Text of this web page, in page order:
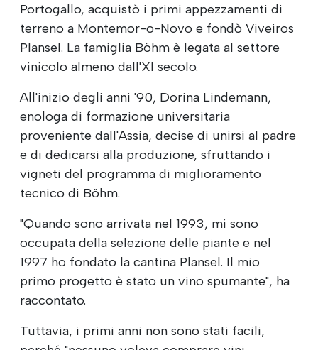
Portogallo, acquistò i primi appezzamenti di
terreno a Montemor-o-Novo e fondò Viveiros
Plansel. La famiglia Böhm è legata al settore
vinicolo almeno dall'XI secolo.
All'inizio degli anni '90, Dorina Lindemann,
enologa di formazione universitaria
proveniente dall'Assia, decise di unirsi al padre
e di dedicarsi alla produzione, sfruttando i
vigneti del programma di miglioramento
tecnico di Böhm.
"Quando sono arrivata nel 1993, mi sono
occupata della selezione delle piante e nel
1997 ho fondato la cantina Plansel. Il mio
primo progetto è stato un vino spumante", ha
raccontato.
Tuttavia, i primi anni non sono stati facili,